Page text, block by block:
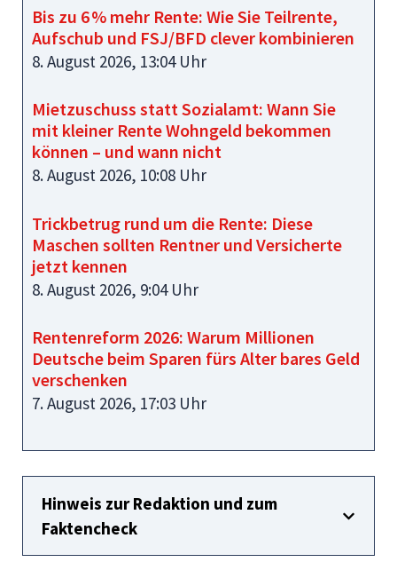
Bis zu 6 % mehr Rente: Wie Sie Teilrente,
Aufschub und FSJ/BFD clever kombinieren
8. August 2026, 13:04 Uhr
Mietzuschuss statt Sozialamt: Wann Sie
mit kleiner Rente Wohngeld bekommen
können – und wann nicht
8. August 2026, 10:08 Uhr
Trickbetrug rund um die Rente: Diese
Maschen sollten Rentner und Versicherte
jetzt kennen
8. August 2026, 9:04 Uhr
Rentenreform 2026: Warum Millionen
Deutsche beim Sparen fürs Alter bares Geld
verschenken
7. August 2026, 17:03 Uhr
Hinweis zur Redaktion und zum
Faktencheck